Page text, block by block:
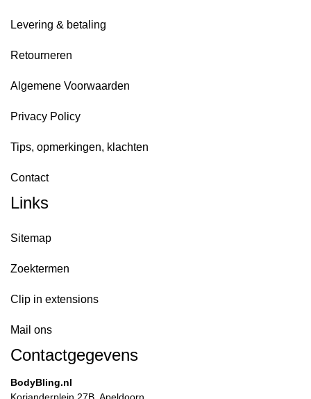
Levering & betaling
Retourneren
Algemene Voorwaarden
Privacy Policy
Tips, opmerkingen, klachten
Contact
Links
Sitemap
Zoektermen
Clip in extensions
Mail ons
Contactgegevens
BodyBling.nl